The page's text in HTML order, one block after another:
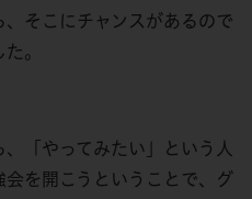
そこにチャンスがあるので
。
「やってみたい」という人
を開こうということで、グ